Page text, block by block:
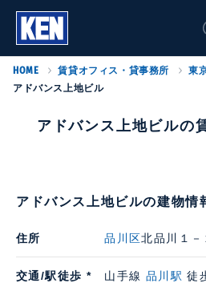
HOME 賃貸オフィス・貸事務所 東
アドバンス上地ビル
アドバンス上地ビルの
アドバンス上地ビルの建物情
住所 品川区北品川１－
交通/駅徒歩 * 山手線 品川駅 徒